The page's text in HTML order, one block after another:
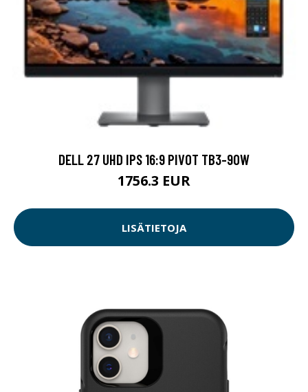
DELL 27 UHD IPS 16:9 PIVOT TB3-90W
1756.3 EUR
LISÄTIETOJA